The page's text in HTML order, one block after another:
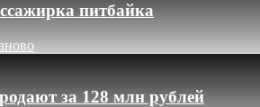
питбайка
за 128 млн рублей